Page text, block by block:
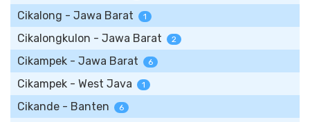
Cikalong - Jawa Barat 1
Cikalongkulon - Jawa Barat 2
Cikampek - Jawa Barat 6
Cikampek - West Java 1
Cikande - Banten 6